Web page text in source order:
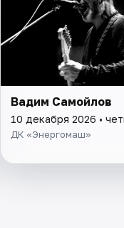
Вадим Самойлов
10 декабря 2026 •
ДК «Энергомаш»